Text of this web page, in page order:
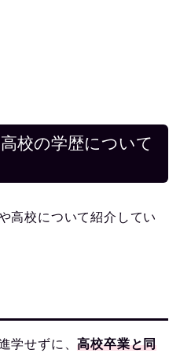
校の学歴について
高校について紹介してい
学せずに、高校卒業と同